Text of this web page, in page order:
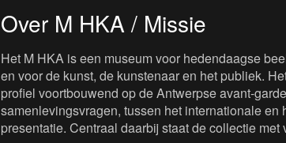
Over M HKA / Missie
Het M HKA is een museum voor hedendaagse
en voor de kunst, de kunstenaar en het publiek.
profiel voortbouwend op de Antwerpse avant-
samenlevingsvragen, tussen het internationale
presentatie. Centraal daarbij staat de collectie